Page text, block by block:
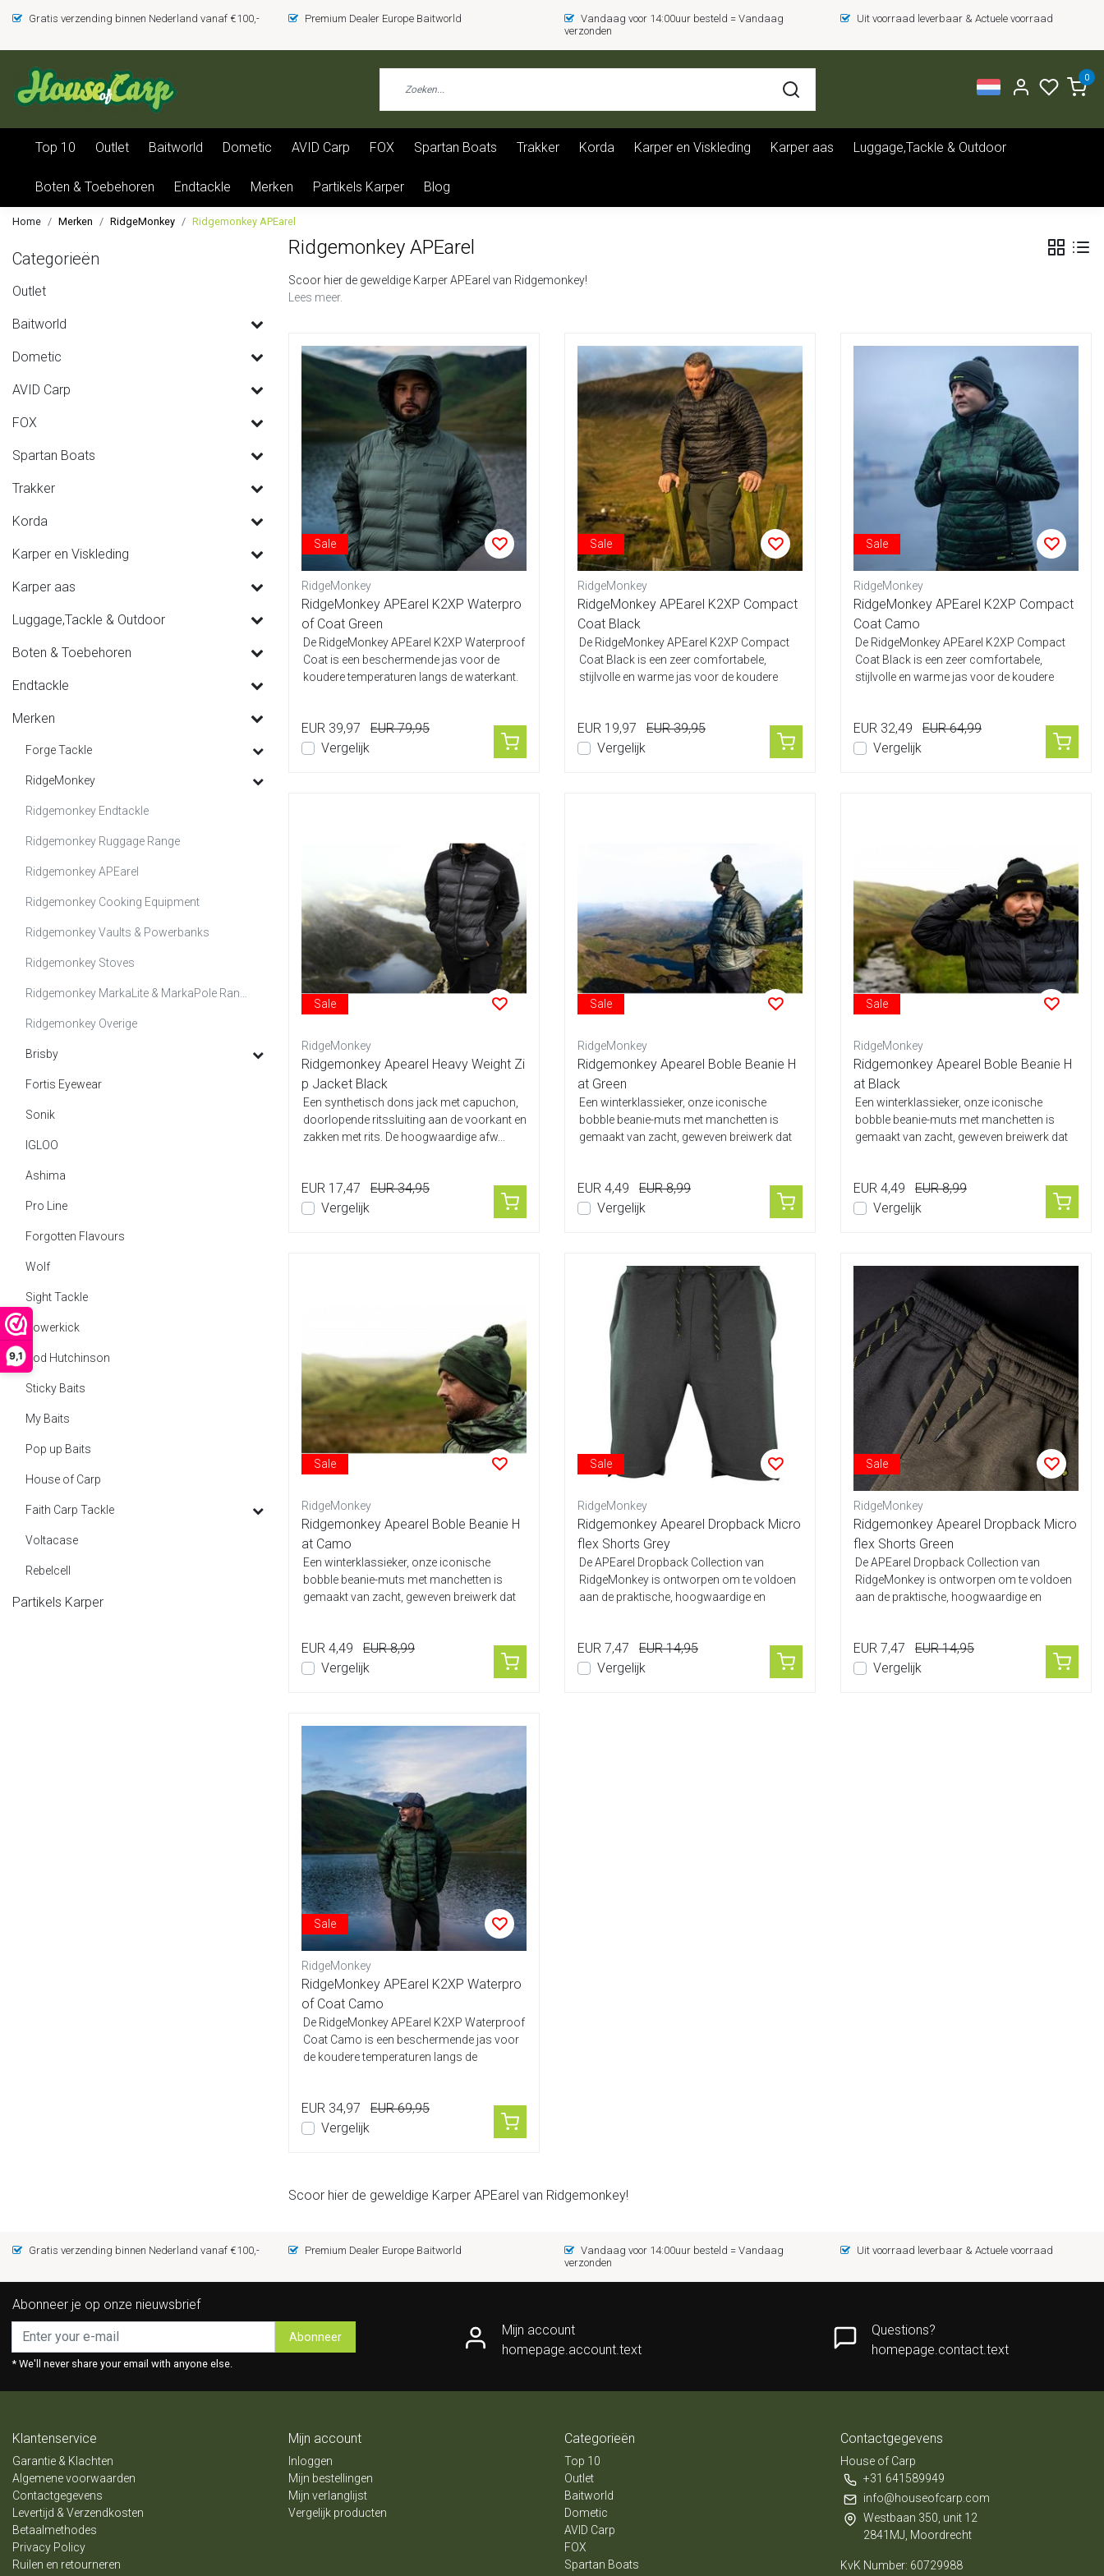
9,1
Gratis verzending binnen Nederland vanaf €100,- Premium Dealer Europe Baitworld
Vandaag voor 14:00uur besteld = Vandaag
verzonden
Uit voorraad leverbaar & Actuele voorraad
0
Top 10 Outlet Baitworld Dometic AVID Carp FOX Spartan Boats Trakker Korda Karper en Viskleding Karper aas Luggage,Tackle & Outdoor
Boten & Toebehoren Endtackle Merken Partikels Karper Blog
Home Merken RidgeMonkey Ridgemonkey APEarel
Categorieën
Outlet
Baitworld
Dometic
AVID Carp
FOX
Spartan Boats
Trakker
Korda
Karper en Viskleding
Karper aas
Luggage,Tackle & Outdoor
Boten & Toebehoren
Endtackle
Merken
Forge Tackle
RidgeMonkey
Ridgemonkey Endtackle
Ridgemonkey Ruggage Range
Ridgemonkey APEarel
Ridgemonkey Cooking Equipment
Ridgemonkey Vaults & Powerbanks
Ridgemonkey Stoves
Ridgemonkey Overige
Brisby
Fortis Eyewear
Sonik
IGLOO
Ashima
Pro Line
Forgotten Flavours
Wolf
Sight Tackle
Powerkick
Rod Hutchinson
Sticky Baits
My Baits
Pop up Baits
House of Carp
Faith Carp Tackle
Voltacase
Rebelcell
Partikels Karper
Ridgemonkey APEarel
Scoor hier de geweldige Karper APEarel van Ridgemonkey!
Lees meer.
Sale
RidgeMonkey
RidgeMonkey APEarel K2XP Waterpro
of Coat Green
De RidgeMonkey APEarel K2XP Waterproof
Coat is een beschermende jas voor de
koudere temperaturen langs de waterkant.
EUR 39,97
EUR 79,95
Vergelijk
Sale
RidgeMonkey
RidgeMonkey APEarel K2XP Compact
Coat Black
De RidgeMonkey APEarel K2XP Compact
Coat Black is een zeer comfortabele,
stijlvolle en warme jas voor de koudere
EUR 19,97
EUR 39,95
Vergelijk
Sale
RidgeMonkey
RidgeMonkey APEarel K2XP Compact
Coat Camo
De RidgeMonkey APEarel K2XP Compact
Coat Black is een zeer comfortabele,
stijlvolle en warme jas voor de koudere
EUR 32,49
EUR 64,99
Vergelijk
Sale
RidgeMonkey
Ridgemonkey Apearel Heavy Weight Zi
p Jacket Black
Een synthetisch dons jack met capuchon,
doorlopende ritssluiting aan de voorkant en
zakken met rits. De hoogwaardige afw...
EUR 17,47
EUR 34,95
Vergelijk
Sale
RidgeMonkey
Ridgemonkey Apearel Boble Beanie H
at Green
Een winterklassieker, onze iconische
bobble beanie-muts met manchetten is
gemaakt van zacht, geweven breiwerk dat
EUR 4,49
EUR 8,99
Vergelijk
Sale
RidgeMonkey
Ridgemonkey Apearel Boble Beanie H
at Black
Een winterklassieker, onze iconische
bobble beanie-muts met manchetten is
gemaakt van zacht, geweven breiwerk dat
EUR 4,49
EUR 8,99
Vergelijk
Sale
RidgeMonkey
Ridgemonkey Apearel Boble Beanie H
at Camo
Een winterklassieker, onze iconische
bobble beanie-muts met manchetten is
gemaakt van zacht, geweven breiwerk dat
EUR 4,49
EUR 8,99
Vergelijk
Sale
RidgeMonkey
Ridgemonkey Apearel Dropback Micro
flex Shorts Grey
De APEarel Dropback Collection van
RidgeMonkey is ontworpen om te voldoen
aan de praktische, hoogwaardige en
EUR 7,47
EUR 14,95
Vergelijk
Sale
RidgeMonkey
Ridgemonkey Apearel Dropback Micro
flex Shorts Green
De APEarel Dropback Collection van
RidgeMonkey is ontworpen om te voldoen
aan de praktische, hoogwaardige en
EUR 7,47
EUR 14,95
Vergelijk
Sale
RidgeMonkey
RidgeMonkey APEarel K2XP Waterpro
of Coat Camo
De RidgeMonkey APEarel K2XP Waterproof
Coat Camo is een beschermende jas voor
de koudere temperaturen langs de
EUR 34,97
EUR 69,95
Vergelijk
Scoor hier de geweldige Karper APEarel van Ridgemonkey!
Gratis verzending binnen Nederland vanaf €100,- Premium Dealer Europe Baitworld
Vandaag voor 14:00uur besteld = Vandaag
verzonden
Uit voorraad leverbaar & Actuele voorraad
Abonneer je op onze nieuwsbrief
Abonneer
* We'll never share your email with anyone else.
Mijn account
homepage.account.text
Questions?
homepage.contact.text
Klantenservice
Garantie & Klachten
Algemene voorwaarden
Contactgegevens
Levertijd & Verzendkosten
Betaalmethodes
Privacy Policy
Ruilen en retourneren
Mijn account
Inloggen
Mijn bestellingen
Mijn verlanglijst
Vergelijk producten
Categorieën
Top 10
Outlet
Baitworld
Dometic
AVID Carp
FOX
Spartan Boats
Contactgegevens
House of Carp
+31 641589949
info@houseofcarp.com
Westbaan 350, unit 12
2841MJ, Moordrecht
KvK Number: 60729988